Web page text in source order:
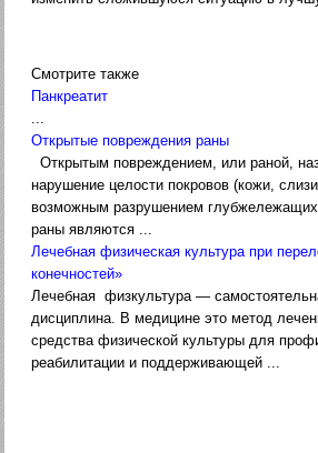
Смотрите также
Панкреатит
...
Открытые повреждения раны
Открытым повреждением, или раной,
нарушение целости покровов (кожи,
возможным разрушением
раны являются ...
Лечебная физическая культура при
конечностей»
Лечебная физкультура —
дисциплина. В медицине это метод
средства физической культуры для
реабилитации и поддерживающей ...